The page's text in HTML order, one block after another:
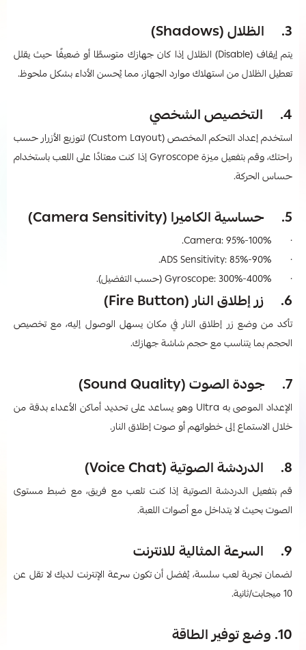
3. الظلال (Shadows)
يتم إيقاف (Disable) الظلال إذا كان جهازك متوسطًا أو ضعيفًا حيث يقلل
تعطيل الظلال من استهلاك موارد الجهاز، مما يُحسن الأداء بشكل ملحوظ.
4. التخصيص الشخصي
استخدم إعداد التحكم المخصص (Custom Layout) لتوزيع الأزرار حسب
راحتك، وقم بتفعيل ميزة Gyroscope إذا كنت معتادًا على اللعب باستخدام
حساس الحركة.
5. حساسية الكاميرا (Camera Sensitivity)
· Camera: 95%-100%.
· ADS Sensitivity: 85%-90%.
· Gyroscope: 300%-400% (حسب التفضيل).
6. زر إطلاق النار (Fire Button)
تأكد من وضع زر إطلاق النار في مكان يسهل الوصول إليه، مع تخصيص
الحجم بما يتناسب مع حجم شاشة جهازك.
7. جودة الصوت (Sound Quality)
الإعداد الموصى به Ultra وهو يساعد على تحديد أماكن الأعداء بدقة من
خلال الاستماع إلى خطواتهم أو صوت إطلاق النار.
8. الدردشة الصوتية (Voice Chat)
قم بتفعيل الدردشة الصوتية إذا كنت تلعب مع فريق، مع ضبط مستوى
الصوت بحيث لا يتداخل مع أصوات اللعبة.
9. السرعة المثالية للانترنت
لضمان تجربة لعب سلسة، يُفضل أن تكون سرعة الإنترنت لديك لا تقل عن
10 ميجابت/ثانية.
10. وضع توفير الطاقة